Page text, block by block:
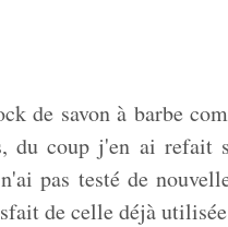
de savon à barbe
du coup j'en ai refait
pas testé de
de celle déjà utilisée